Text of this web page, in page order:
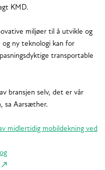
KMD.
miljøer til å utvikle og
og ny teknologi kan for
transportable
bransjen selv, det er vår
sa Aarsæther.
midlertidig mobildekning ved